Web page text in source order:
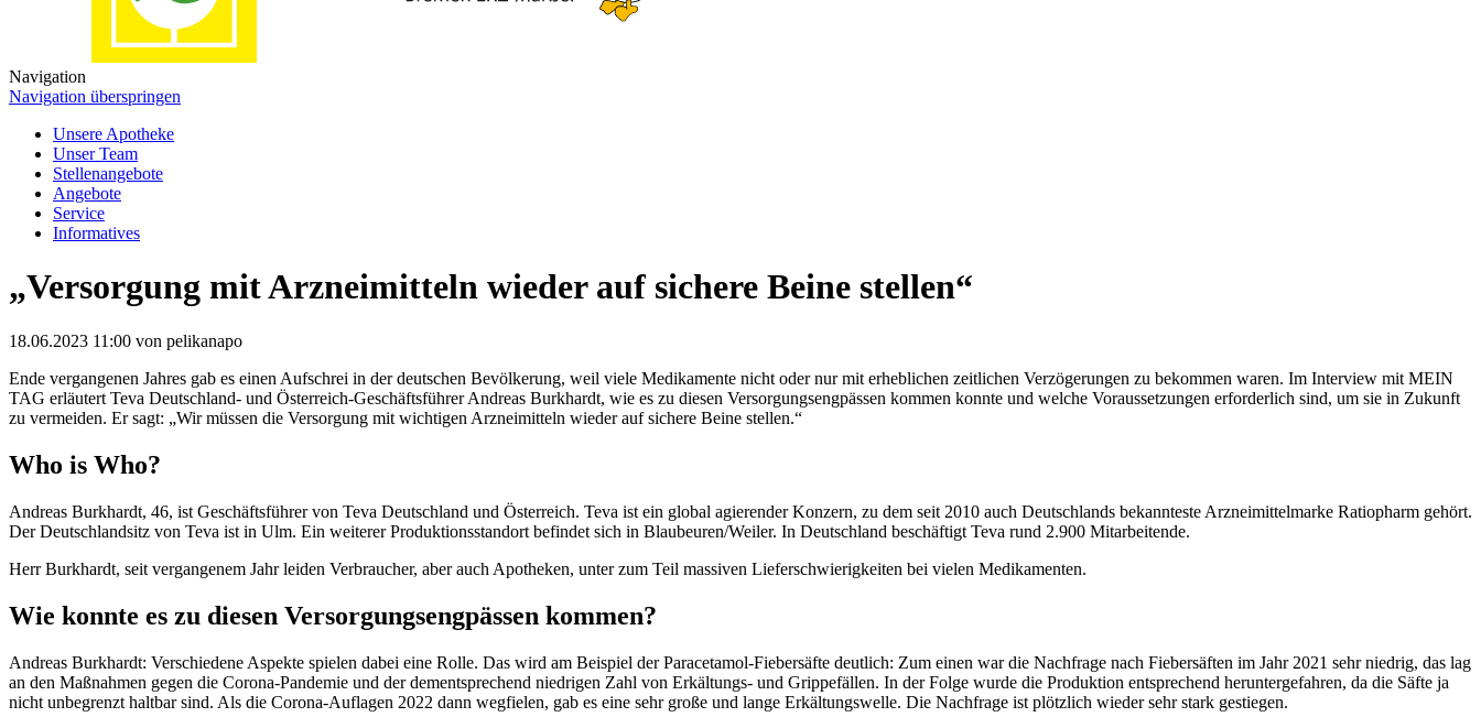
Navigation
Navigation überspringen
Unsere Apotheke
Unser Team
Stellenangebote
Angebote
Service
Informatives
„Versorgung mit Arzneimitteln wieder auf sichere Beine stellen“
18.06.2023 11:00 von pelikanapo
Ende vergangenen Jahres gab es einen Aufschrei in der deutschen Bevölkerung, weil viele Medikamente nicht oder nur mit erheblichen zeitlichen Verzögerungen zu bekommen waren. Im Interview mit MEIN
TAG erläutert Teva Deutschland- und Österreich-Geschäftsführer Andreas Burkhardt, wie es zu diesen Versorgungsengpässen kommen konnte und welche Voraussetzungen erforderlich sind, um sie in Zukunft
zu vermeiden. Er sagt: „Wir müssen die Versorgung mit wichtigen Arzneimitteln wieder auf sichere Beine stellen.“
Who is Who?
Andreas Burkhardt, 46, ist Geschäftsführer von Teva Deutschland und Österreich. Teva ist ein global agierender Konzern, zu dem seit 2010 auch Deutschlands bekannteste Arzneimittelmarke Ratiopharm gehört.
Der Deutschlandsitz von Teva ist in Ulm. Ein weiterer Produktionsstandort befindet sich in Blaubeuren/Weiler. In Deutschland beschäftigt Teva rund 2.900 Mitarbeitende.
Herr Burkhardt, seit vergangenem Jahr leiden Verbraucher, aber auch Apotheken, unter zum Teil massiven Lieferschwierigkeiten bei vielen Medikamenten.
Wie konnte es zu diesen Versorgungsengpässen kommen?
Andreas Burkhardt: Verschiedene Aspekte spielen dabei eine Rolle. Das wird am Beispiel der Paracetamol-Fiebersäfte deutlich: Zum einen war die Nachfrage nach Fiebersäften im Jahr 2021 sehr niedrig, das lag
an den Maßnahmen gegen die Corona-Pandemie und der dementsprechend niedrigen Zahl von Erkältungs- und Grippefällen. In der Folge wurde die Produktion entsprechend heruntergefahren, da die Säfte ja
nicht unbegrenzt haltbar sind. Als die Corona-Auflagen 2022 dann wegfielen, gab es eine sehr große und lange Erkältungswelle. Die Nachfrage ist plötzlich wieder sehr stark gestiegen.